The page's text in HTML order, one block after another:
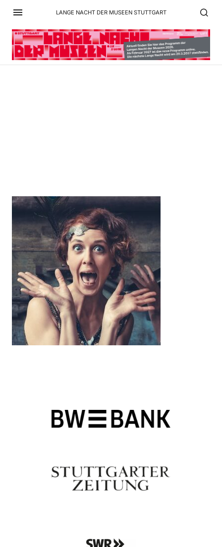
LANGE NACHT DER MUSEEN STUTTGART